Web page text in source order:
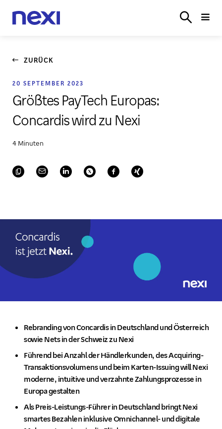
ZURÜCK
20 SEPTEMBER 2023
Größtes PayTech Europas:
Concardis wird zu Nexi
4 Minuten
Rebranding von Concardis in Deutschland und Österreich
sowie Nets in der Schweiz zu Nexi
Führend bei Anzahl der Händlerkunden, des Acquiring-
Transaktionsvolumens und beim Karten-Issuing will Nexi
moderne, intuitive und verzahnte Zahlungsprozesse in
Europa gestalten
Als Preis-Leistungs-Führer in Deutschland bringt Nexi
smartes Bezahlen inklusive Omnichannel- und digitale